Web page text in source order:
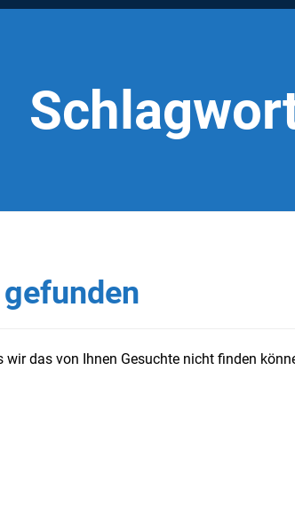
wir das von Ihnen Gesuchte nicht finden